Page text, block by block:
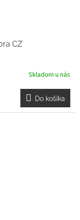
CZ
Skladom u nás
Do košíka